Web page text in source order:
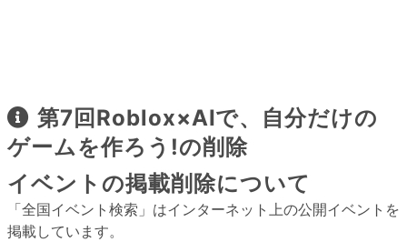
第7回Roblox×AIで、自分だけの
ゲームを作ろう!の削除
イベントの掲載削除について
「全国イベント検索」はインターネット上の公開イベントを
掲載しています。